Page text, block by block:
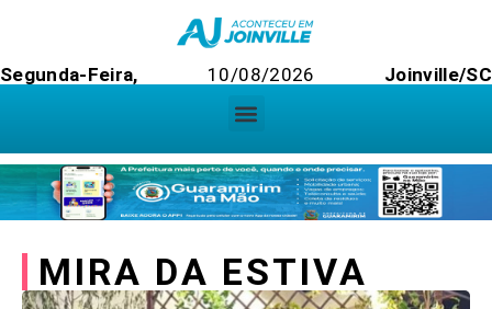
Segunda-Feira, 10/08/2026 Joinville/SC
MIRA DA ESTIVA